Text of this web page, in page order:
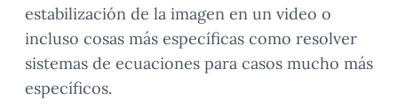
estabilización de la imagen en un video o
incluso cosas más específicas como resolver
sistemas de ecuaciones para casos mucho más
específicos.